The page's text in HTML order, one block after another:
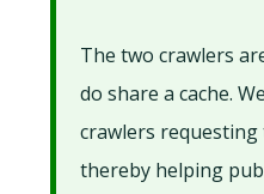
The two crawlers
do share a cache.
crawlers requesting
thereby helping